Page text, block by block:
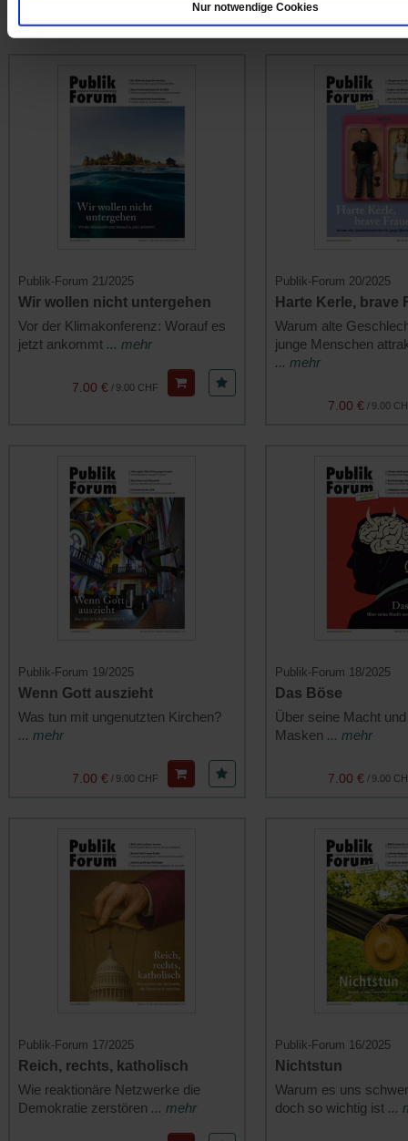
Nur notwendige Cookies
Publik-Forum 21/2025
Wir wollen nicht untergehen
Vor der Klimakonferenz: Worauf es
jetzt ankommt ... mehr
9.00 CHF
/
7.00 €
Publik-Forum 20/2025
Harte Kerle, brave
Warum alte
junge Menschen
... mehr
9.00
/
7.00 €
Publik-Forum 19/2025
Wenn Gott auszieht
Was tun mit ungenutzten Kirchen?
... mehr
9.00 CHF
/
7.00 €
Publik-Forum 18/2025
Das Böse
Über seine Macht
Masken ... mehr
9.00
/
7.00 €
Publik-Forum 17/2025
Reich, rechts, katholisch
Wie reaktionäre Netzwerke die
Demokratie zerstören ... mehr
Publik-Forum 16/2025
Nichtstun
Warum es uns
doch so wichtig ist ...